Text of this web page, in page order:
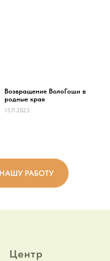
Возвращение ВолоГоши в
родные края
15.11.2023
РАБОТУ
Центр